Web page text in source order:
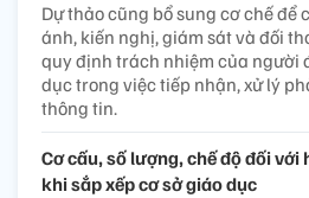
Dự thảo cũng bổ sung cơ chế để
ánh, kiến nghị, giám sát và đối
quy định trách nhiệm của người
dục trong việc tiếp nhận, xử lý
thông tin.
Cơ cấu, số lượng, chế độ đối
khi sắp xếp cơ sở giáo dục